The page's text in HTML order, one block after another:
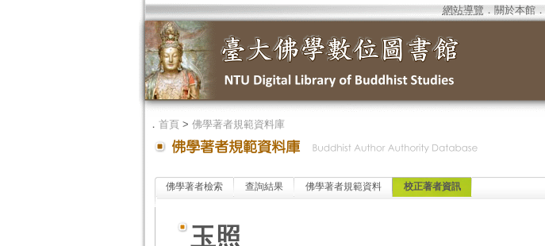
網站導覽 ． 關於本館．
． 首頁> 佛學著者規範資料庫
佛學著者檢索 查詢結果 佛學著者規範資料 校正著者資訊
玉照